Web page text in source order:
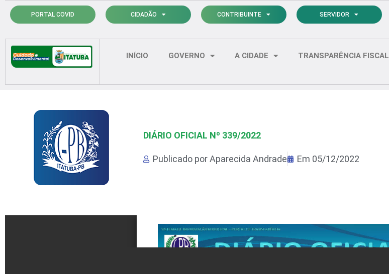
para
conteúdo
PORTAL COVID CIDADÃO CONTRIBUINTE SERVIDOR
INÍCIO GOVERNO A CIDADE TRANSPARÊNCIA FISCAL
DIÁRIO OFICIAL Nº 339/2022
Publicado porAparecida Andrade Em 05/12/2022